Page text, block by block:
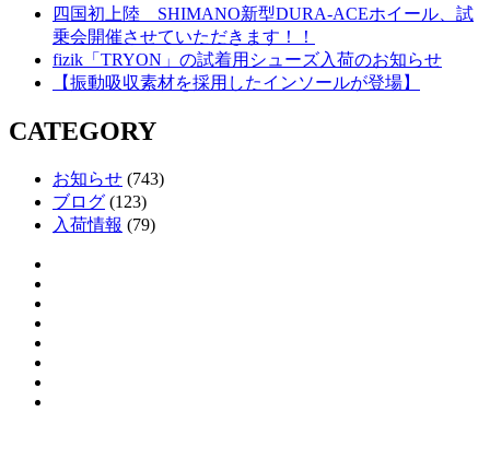
四国初上陸 SHIMANO新型DURA-ACEホイール、試
乗会開催させていただきます！！
fizik「TRYON」の試着用シューズ入荷のお知らせ
【振動吸収素材を採用したインソールが登場】
CATEGORY
お知らせ (743)
ブログ (123)
入荷情報 (79)